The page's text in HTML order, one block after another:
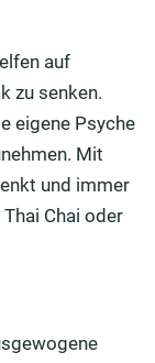
auf
zu senken.
eigene Psyche
Mit
und immer
Chai oder